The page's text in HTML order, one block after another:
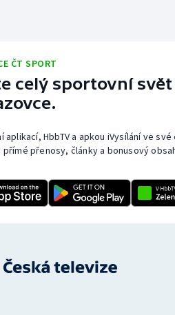
ČT SPORT
celý sportovní
aplikací, HbbTV a apkou iVysílání ve
přímé přenosy, články a bonusový